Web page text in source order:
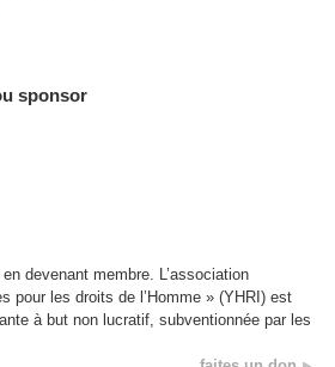
sponsor
devenant membre. L’association
pour les droits de l’Homme » (YHRI) est
à but non lucratif, subventionnée par les